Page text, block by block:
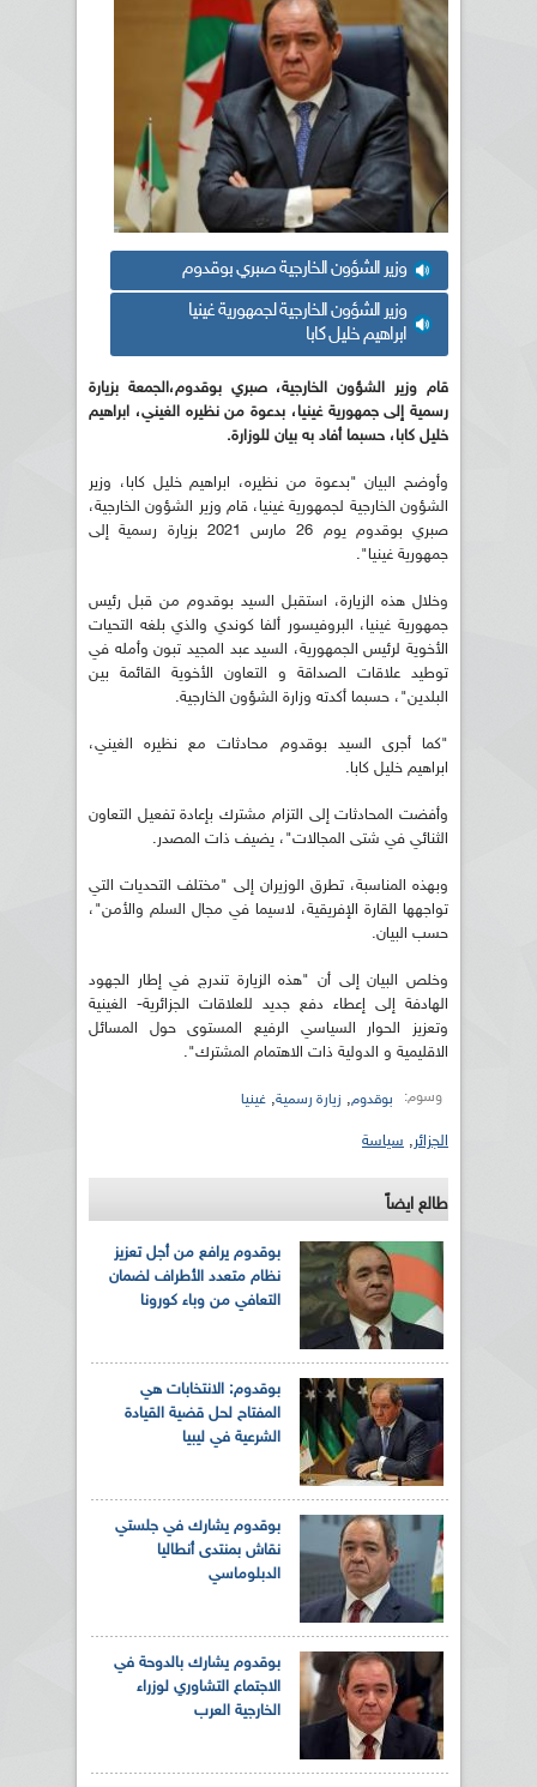
وزير الشؤون الخارجية صبري بوقدوم
وزير الشؤون الخارجية لجمهورية غينيا
ابراهيم خليل كابا
قام وزير الشؤون الخارجية، صبري بوقدوم،الجمعة بزيارة
رسمية إلى جمهورية غينيا، بدعوة من نظيره الغيني، ابراهيم
خليل كابا، حسبما أفاد به بيان للوزارة.
وأوضح البيان "بدعوة من نظيره، ابراهيم خليل كابا، وزير
الشؤون الخارجية لجمهورية غينيا، قام وزير الشؤون الخارجية،
صبري بوقدوم يوم 26 مارس 2021 بزيارة رسمية إلى
جمهورية غينيا".
وخلال هذه الزيارة، استقبل السيد بوقدوم من قبل رئيس
جمهورية غينيا، البروفيسور ألفا كوندي والذي بلغه التحيات
الأخوية لرئيس الجمهورية، السيد عبد المجيد تبون وأمله في
توطيد علاقات الصداقة و التعاون الأخوية القائمة بين
البلدين"، حسبما أكدته وزارة الشؤون الخارجية.
"كما أجرى السيد بوقدوم محادثات مع نظيره الغيني،
ابراهيم خليل كابا.
وأفضت المحادثات إلى التزام مشترك بإعادة تفعيل التعاون
الثنائي في شتى المجالات"، يضيف ذات المصدر.
وبهذه المناسبة، تطرق الوزيران إلى "مختلف التحديات التي
تواجهها القارة الإفريقية، لاسيما في مجال السلم والأمن"،
حسب البيان.
وخلص البيان إلى أن "هذه الزيارة تندرج في إطار الجهود
الهادفة إلى إعطاء دفع جديد للعلاقات الجزائرية- الغينية
وتعزيز الحوار السياسي الرفيع المستوى حول المسائل
الاقليمية و الدولية ذات الاهتمام المشترك".
وسوم: بوقدوم, زيارة رسمية, غينيا
الجزائر, سياسة
طالع ايضاً
بوقدوم يرافع من أجل تعزيز
نظام متعدد الأطراف لضمان
التعافي من وباء كورونا
بوقدوم: الانتخابات هي
المفتاح لحل قضية القيادة
الشرعية في ليبيا
بوقدوم يشارك في جلستي
نقاش بمنتدى أنطاليا
الدبلوماسي
بوقدوم يشارك بالدوحة في
الاجتماع التشاوري لوزراء
الخارجية العرب